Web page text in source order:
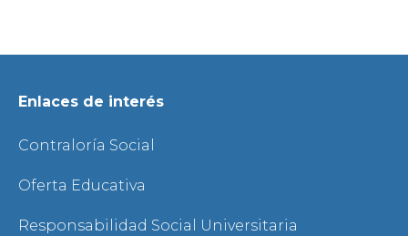
Enlaces de interés
Contraloría Social
Oferta Educativa
Responsabilidad Social Universitaria